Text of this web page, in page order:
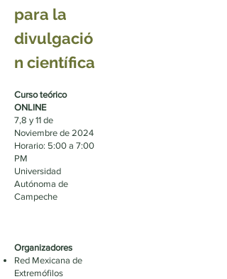
para la
divulgació
n científica
Curso teórico
ONLINE
7,8 y 11 de
Noviembre de 2024
Horario: 5:00 a 7:00
PM
Universidad
Autónoma de
Campeche
Organizadores
Red Mexicana de
Extremófilos